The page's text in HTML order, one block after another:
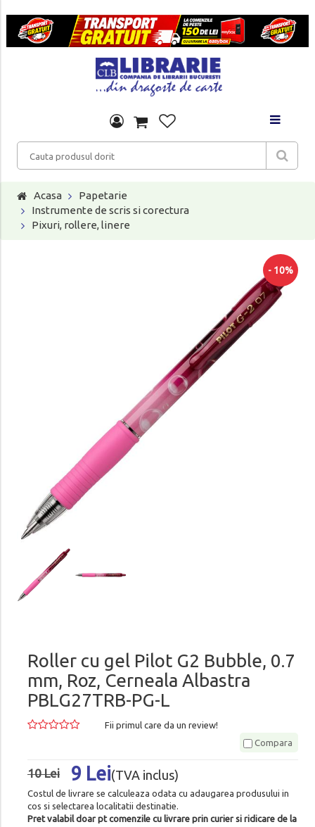
Acasa
Papetarie
Instrumente de scris si corectura
Pixuri, rollere, linere
- 10%
Roller cu gel Pilot G2 Bubble, 0.7
mm, Roz, Cerneala Albastra
PBLG27TRB-PG-L
Fii primul care da un review!
Compara
10 Lei 9 Lei(TVA inclus)
Costul de livrare se calculeaza odata cu adaugarea produsului in
cos si selectarea localitatii destinatie.
Pret valabil doar pt comenzile cu livrare prin curier si ridicare de la